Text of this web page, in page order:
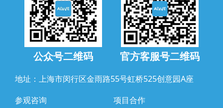
公众号二维码 官方客服号二维码
地址：上海市闵行区金雨路55号虹桥525创意园A座
参观咨询
项目合作